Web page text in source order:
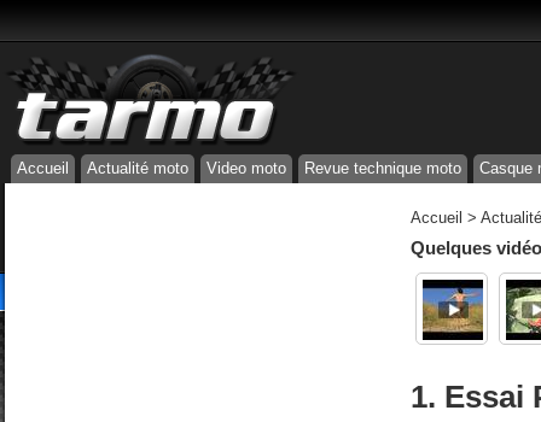
Accueil Actualité moto Video moto Revue technique moto Casque
Accueil >
Quelques
1. Essai